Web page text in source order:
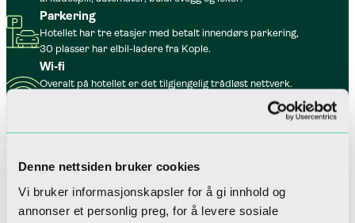
Denne nettsiden bruker cookies
Vi bruker informasjonskapsler for å gi innhold og
annonser et personlig preg, for å levere sosiale
Parkering
Hotellet har tre etasjer med betalt innendørs parkering,
30 plasser har elbil-ladere fra Kople.
Wi-fi
Overalt på hotellet er det tilgjengelig trådløst nettverk.
Dette er gratis for alle våre gjester, og man behøver ingen
Dyrevennlig
også hjertelig velkommen til oss.